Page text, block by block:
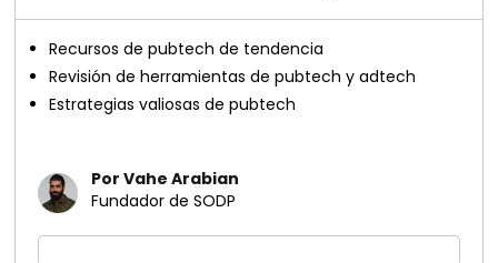
Recursos de pubtech de tendencia
Revisión de herramientas de pubtech y adtech
Estrategias valiosas de pubtech
Por Vahe Arabian
Fundador de SODP